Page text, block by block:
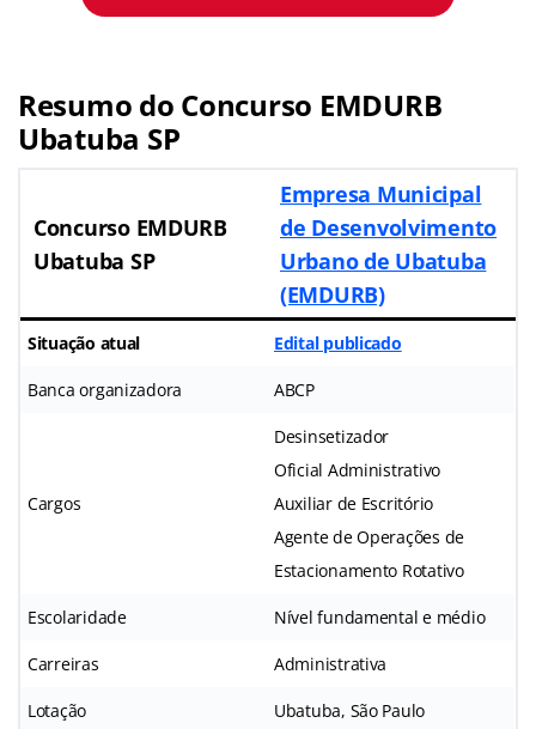
Resumo do Concurso EMDURB
Ubatuba SP
Concurso EMDURB
Ubatuba SP
Empresa Municipal
de Desenvolvimento
Urbano de Ubatuba
(EMDURB)
Situação atual Edital publicado
Banca organizadora ABCP
Cargos
Desinsetizador
Oficial Administrativo
Auxiliar de Escritório
Agente de Operações de
Estacionamento Rotativo
Escolaridade Nível fundamental e médio
Carreiras Administrativa
Lotação Ubatuba, São Paulo